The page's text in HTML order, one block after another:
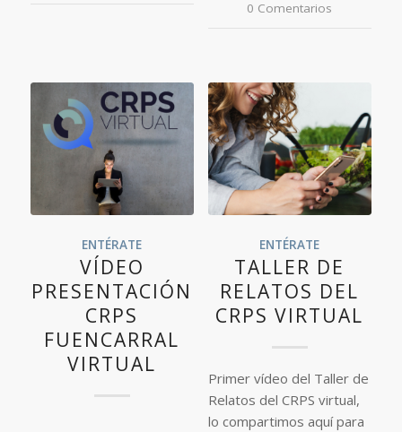
0 Comentarios
ENTÉRATE
VÍDEO
PRESENTACIÓN
CRPS
FUENCARRAL
VIRTUAL
ENTÉRATE
TALLER DE
RELATOS DEL
CRPS VIRTUAL
Primer vídeo del Taller de
Relatos del CRPS virtual,
lo compartimos aquí para